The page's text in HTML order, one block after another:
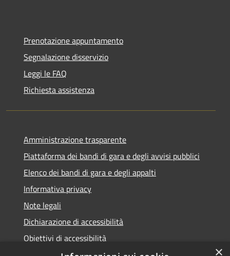
Prenotazione appuntamento
Segnalazione disservizio
Leggi le FAQ
Richiesta assistenza
Amministrazione trasparente
Piattaforma dei bandi di gara e degli avvisi pubblici
Elenco dei bandi di gara e degli appalti
Informativa privacy
Note legali
Dichiarazione di accessibilità
Obiettivi di accessibilità
×